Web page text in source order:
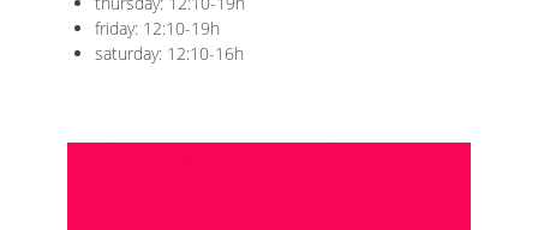
friday: 12:10-19h
saturday: 12:10-16h